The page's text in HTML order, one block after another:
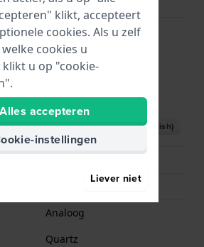
Mineraal
Trek kroon
VD54
Download handboek (English)
Analoog
Quartz
klikt, accepteert
cookies. Als u zelf
cookies u
klikt u op "cookie-
Alles accepteren
instellingen
Liever niet